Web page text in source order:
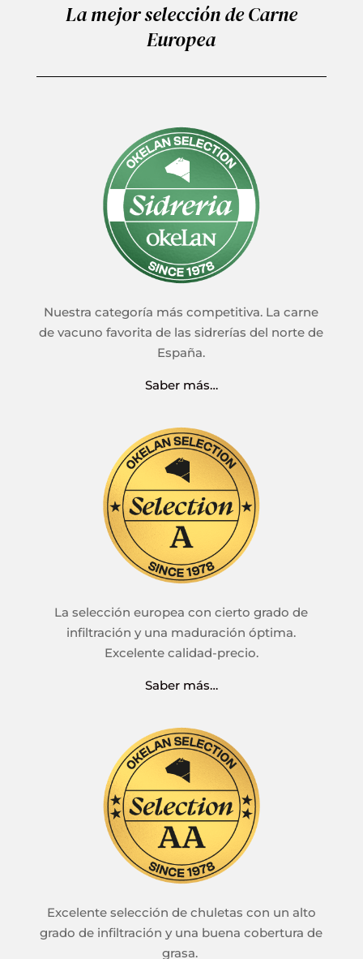
La mejor selección de Carne
Europea
Nuestra categoría más competitiva. La carne
de vacuno favorita de las sidrerías del norte de
España.
Saber más…
La selección europea con cierto grado de
infiltración y una maduración óptima.
Excelente calidad-precio.
Saber más…
Excelente selección de chuletas con un alto
grado de infiltración y una buena cobertura de
grasa.